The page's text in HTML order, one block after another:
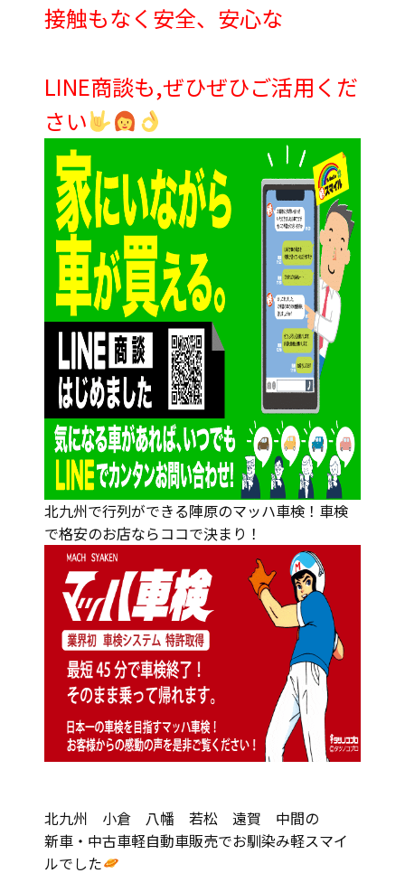
接触もなく安全、安心な
LINE商談も,ぜひぜひご活用くだ
さい
北九州で行列ができる陣原のマッハ車検！車検
で格安のお店ならココで決まり！
北九州 小倉 八幡 若松 遠賀 中間の
新車・中古車軽自動車販売でお馴染み軽スマイ
ルでした